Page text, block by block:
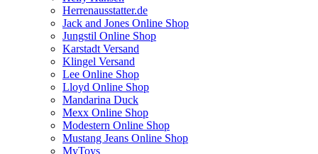
Herrenausstatter.de
Jack and Jones Online Shop
Jungstil Online Shop
Karstadt Versand
Klingel Versand
Lee Online Shop
Lloyd Online Shop
Mandarina Duck
Mexx Online Shop
Modestern Online Shop
Mustang Jeans Online Shop
MyToys